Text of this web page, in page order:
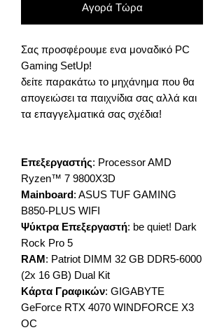
Αγορά Τώρα
Σας προσφέρουμε ενα μοναδικό PC
Gaming SetUp!
δείτε παρακάτω το μηχάνημα που θα
απογειώσει τα παιχνίδια σας αλλά και
τα επαγγελματικά σας σχέδια!
Επεξεργαστής: Processor AMD
Ryzen™ 7 9800X3D
Mainboard: ASUS TUF GAMING
B850-PLUS WIFI
Ψύκτρα Επεξεργαστή: be quiet! Dark
Rock Pro 5
RAM: Patriot DIMM 32 GB DDR5-6000
(2x 16 GB) Dual Kit
Κάρτα Γραφικών: GIGABYTE
GeForce RTX 4070 WINDFORCE X3
OC